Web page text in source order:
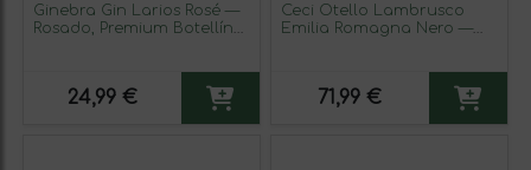
Ginebra Gin Larios Rosé —
Rosado, Premium Botellín
24,99 €
Ceci Otello Lambrusco
Emilia Romagna Nero —
71,99 €